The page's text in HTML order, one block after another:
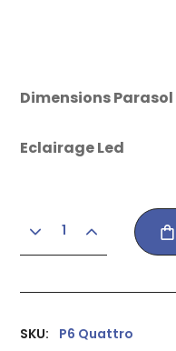
Dimensions Parasol
Eclairage Led
SKU:
P6 Quattro